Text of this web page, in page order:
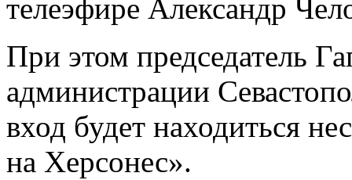
телеэфире Александр
При этом председатель
администрации
вход будет находиться
на Херсонес».